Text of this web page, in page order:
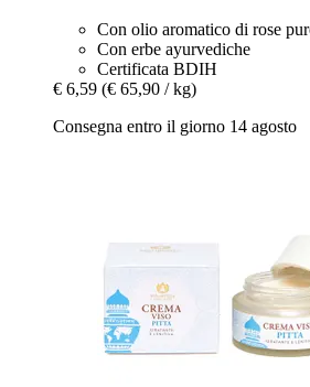
Con olio aromatico di rose
Con erbe ayurvediche
Certificata BDIH
€ 6,59 (€ 65,90 / kg)
Consegna entro il giorno 14 agosto